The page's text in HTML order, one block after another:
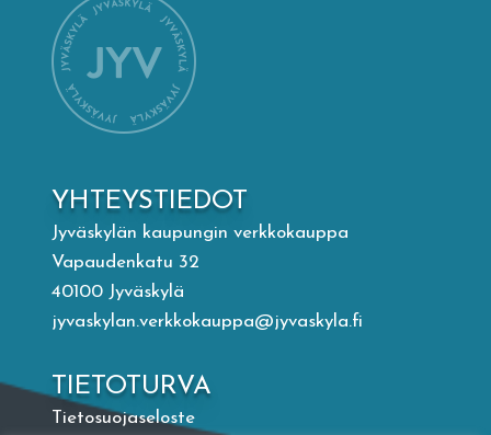
Taideapteekki
Kirjasto
Valon Kaupunki
Lasten Lysti & LystiKylä-festivaali
English
YHTEYSTIEDOT
Jyväskylän kaupungin verkkokauppa
Vapaudenkatu 32
40100 Jyväskylä
jyvaskylan.verkkokauppa@jyvaskyla.fi
TIETOTURVA
Tietosuojaseloste